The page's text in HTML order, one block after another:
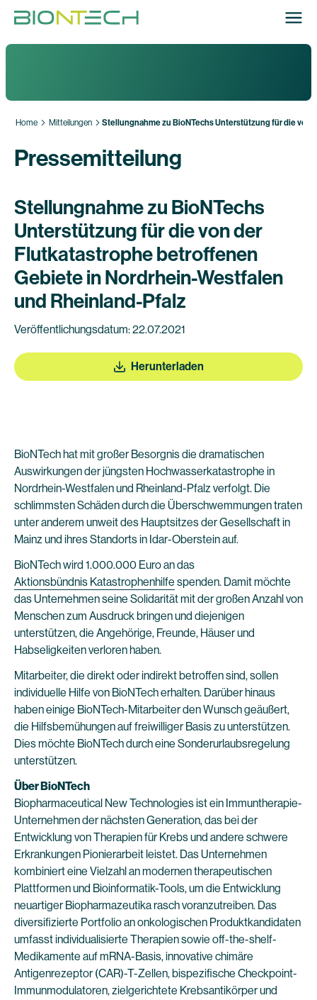
Home Mitteilungen Stellungnahme zu BioNTechs Unterstützung für die
Pressemitteilung
Stellungnahme zu BioNTechs
Unterstützung für die von der
Flutkatastrophe betroffenen
Gebiete in Nordrhein-Westfalen
und Rheinland-Pfalz
Veröffentlichungsdatum: 22.07.2021
Herunterladen
BioNTech hat mit großer Besorgnis die dramatischen
Auswirkungen der jüngsten Hochwasserkatastrophe in
Nordrhein-Westfalen und Rheinland-Pfalz verfolgt. Die
schlimmsten Schäden durch die Überschwemmungen traten
unter anderem unweit des Hauptsitzes der Gesellschaft in
Mainz und ihres Standorts in Idar-Oberstein auf.
BioNTech wird 1.000.000 Euro an das
Aktionsbündnis Katastrophenhilfe spenden. Damit möchte
das Unternehmen seine Solidarität mit der großen Anzahl von
Menschen zum Ausdruck bringen und diejenigen
unterstützen, die Angehörige, Freunde, Häuser und
Habseligkeiten verloren haben.
Mitarbeiter, die direkt oder indirekt betroffen sind, sollen
individuelle Hilfe von BioNTech erhalten. Darüber hinaus
haben einige BioNTech-Mitarbeiter den Wunsch geäußert,
die Hilfsbemühungen auf freiwilliger Basis zu unterstützen.
Dies möchte BioNTech durch eine Sonderurlaubsregelung
unterstützen.
Über BioNTech
Biopharmaceutical New Technologies ist ein Immuntherapie-
Unternehmen der nächsten Generation, das bei der
Entwicklung von Therapien für Krebs und andere schwere
Erkrankungen Pionierarbeit leistet. Das Unternehmen
kombiniert eine Vielzahl an modernen therapeutischen
Plattformen und Bioinformatik-Tools, um die Entwicklung
neuartiger Biopharmazeutika rasch voranzutreiben. Das
diversifizierte Portfolio an onkologischen Produktkandidaten
umfasst individualisierte Therapien sowie off-the-shelf-
Medikamente auf mRNA-Basis, innovative chimäre
Antigenrezeptor (CAR)-T-Zellen, bispezifische Checkpoint-
Immunmodulatoren, zielgerichtete Krebsantikörper und